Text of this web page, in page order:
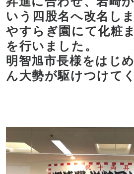
いう四股名へ改名しま
やすらぎ園にて化粧
を行いました。
明智旭市長様をはじ
ん大勢が駆けつけて